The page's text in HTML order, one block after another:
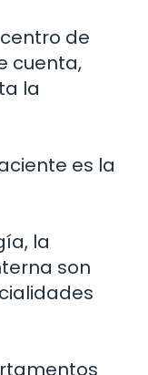
de
cuenta,
la
es la
la
son